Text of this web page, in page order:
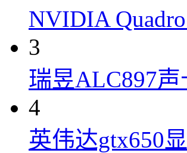
NVIDIA
3
瑞昱ALC897
4
英伟达gtx650